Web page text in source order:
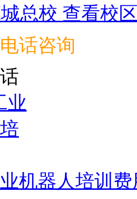
总校 查看校
话咨询
机器人培训费